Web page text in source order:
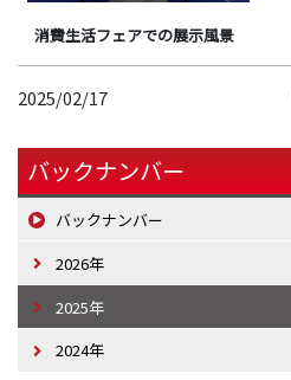
消費生活フェアでの展示風景
2025/02/17
バックナンバー
バックナンバー
2026年
2025年
2024年